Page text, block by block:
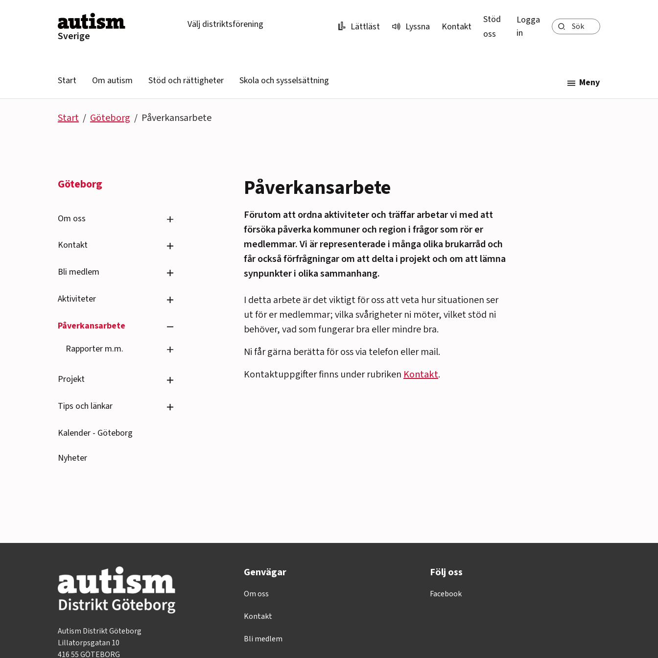
Sverige
Välj distriktsförening Lättläst Lyssna Kontakt
Stöd
oss
Logga
in
Sök
Start Om autism Stöd och rättigheter Skola och sysselsättning Meny
Start Göteborg Påverkansarbete
Göteborg
Om oss Se undersidor
Kontakt Se undersidor
Bli medlem Se undersidor
Aktiviteter Se undersidor
Påverkansarbete Se undersidor
Rapporter m.m. Se undersidor
Projekt Se undersidor
Tips och länkar Se undersidor
Kalender - Göteborg
Nyheter
Påverkansarbete
Förutom att ordna aktiviteter och träffar arbetar vi med att
försöka påverka kommuner och region i frågor som rör er
medlemmar. Vi är representerade i många olika brukarråd och
får också förfrågningar om att delta i projekt och om att lämna
synpunkter i olika sammanhang.
I detta arbete är det viktigt för oss att veta hur situationen ser
ut för er medlemmar; vilka svårigheter ni möter, vilket stöd ni
behöver, vad som fungerar bra eller mindre bra.
Ni får gärna berätta för oss via telefon eller mail.
Kontaktuppgifter finns under rubriken Kontakt.
Autism Distrikt Göteborg
Lillatorpsgatan 10
416 55 GÖTEBORG
Genvägar
Om oss
Kontakt
Bli medlem
Följ oss
Facebook